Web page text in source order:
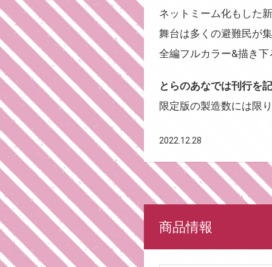
ネットミーム化もした
舞台は多くの避難民が
全編フルカラー&描き
とらのあなでは刊行を
限定版の製造数には限
2022.12.28
商品情報